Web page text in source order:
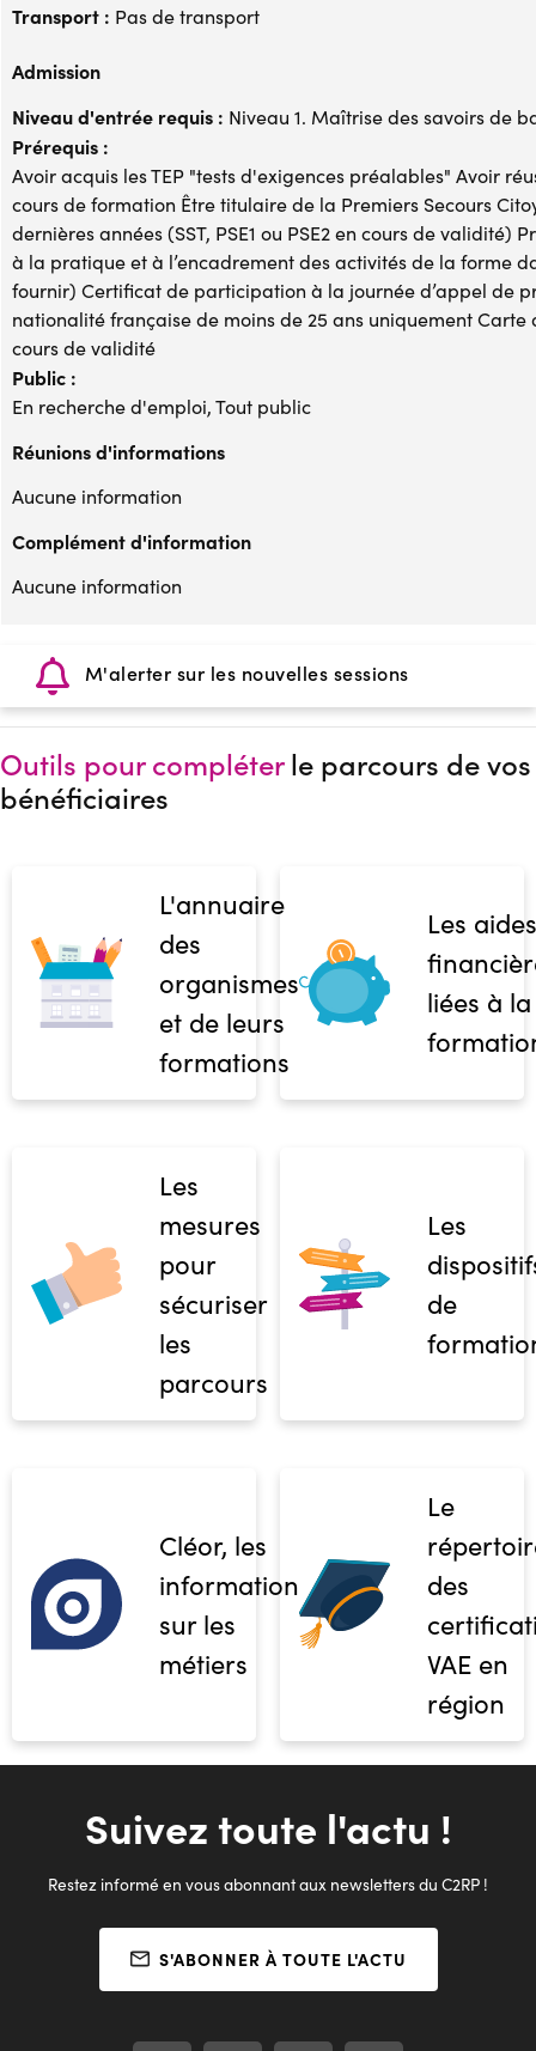
Transport : Pas de transport
Admission
Niveau d'entrée requis : Niveau 1. Maîtrise des savoirs de
Prérequis :
Avoir acquis les TEP "tests d'exigences préalables" Avoir
cours de formation Être titulaire de la Premiers Secours
dernières années (SST, PSE1 ou PSE2 en cours de
à la pratique et à l’encadrement des activités de la forme
fournir) Certificat de participation à la journée d’appel de
nationalité française de moins de 25 ans uniquement
cours de validité
Public :
En recherche d'emploi, Tout public
Réunions d'informations
Aucune information
Complément d'information
Aucune information
M'alerter sur les nouvelles sessions
Outils pour compléterle parcours de vos
bénéficiaires
L'annuaire
des
organismes
et de leurs
formations
Les aides
liées à la
Les
mesures
pour
sécuriser
les
parcours
Les
de
Cléor, les
informations
sur les
métiers
Le
des
VAE en
région
Suivez toute l'actu !
Restez informé en vous abonnant aux newsletters du C2RP !
S'ABONNER À TOUTE L'ACTU